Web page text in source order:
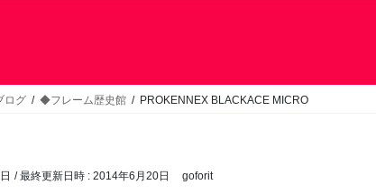
ログ ◆フレーム歴史館 PROKENNEX BLACKACE MICRO
/ 最終更新日時 : 2014年6月20日 goforit